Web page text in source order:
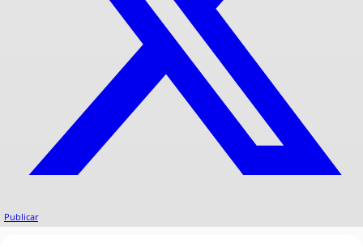
Publicar